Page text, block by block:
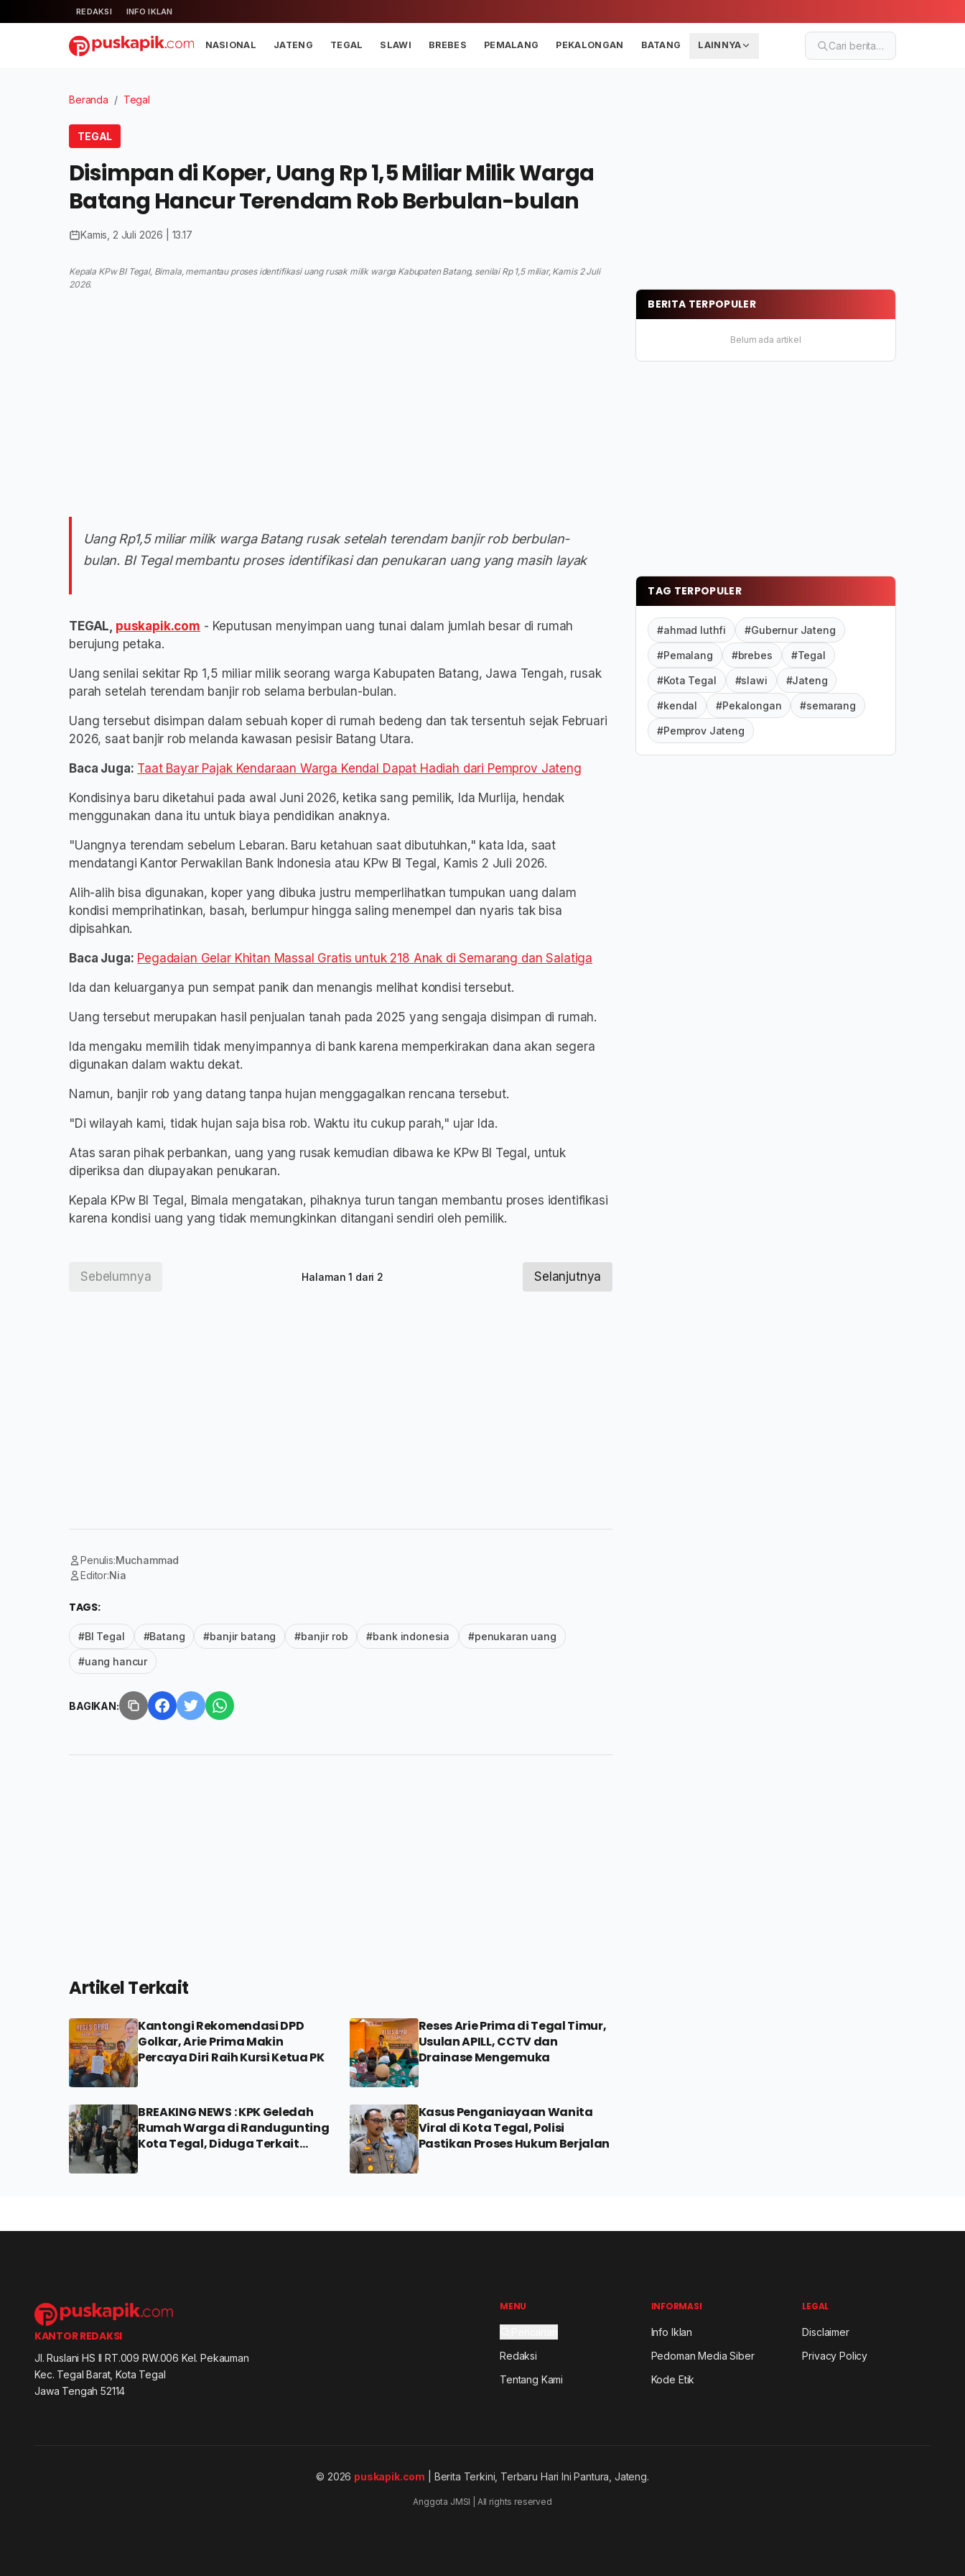
REDAKSI INFO IKLAN
NASIONAL JATENG TEGAL SLAWI BREBES PEMALANG PEKALONGAN BATANG LAINNYA Cari berita…
Beranda / Tegal
TEGAL
Disimpan di Koper, Uang Rp 1,5 Miliar Milik Warga
Batang Hancur Terendam Rob Berbulan-bulan
Kamis, 2 Juli 2026 | 13.17
Kepala KPw BI Tegal, Bimala, memantau proses identifikasi uang rusak milik warga Kabupaten Batang, senilai Rp 1,5 miliar, Kamis 2 Juli
2026.
Uang Rp1,5 miliar milik warga Batang rusak setelah terendam banjir rob berbulan-
bulan. BI Tegal membantu proses identifikasi dan penukaran uang yang masih layak
TEGAL, puskapik.com - Keputusan menyimpan uang tunai dalam jumlah besar di rumah
berujung petaka.
Uang senilai sekitar Rp 1,5 miliar milik seorang warga Kabupaten Batang, Jawa Tengah, rusak
parah setelah terendam banjir rob selama berbulan-bulan.
Uang tersebut disimpan dalam sebuah koper di rumah bedeng dan tak tersentuh sejak Februari
2026, saat banjir rob melanda kawasan pesisir Batang Utara.
Baca Juga: Taat Bayar Pajak Kendaraan Warga Kendal Dapat Hadiah dari Pemprov Jateng
Kondisinya baru diketahui pada awal Juni 2026, ketika sang pemilik, Ida Murlija, hendak
menggunakan dana itu untuk biaya pendidikan anaknya.
"Uangnya terendam sebelum Lebaran. Baru ketahuan saat dibutuhkan," kata Ida, saat
mendatangi Kantor Perwakilan Bank Indonesia atau KPw BI Tegal, Kamis 2 Juli 2026.
Alih-alih bisa digunakan, koper yang dibuka justru memperlihatkan tumpukan uang dalam
kondisi memprihatinkan, basah, berlumpur hingga saling menempel dan nyaris tak bisa
dipisahkan.
Baca Juga: Pegadaian Gelar Khitan Massal Gratis untuk 218 Anak di Semarang dan Salatiga
Ida dan keluarganya pun sempat panik dan menangis melihat kondisi tersebut.
Uang tersebut merupakan hasil penjualan tanah pada 2025 yang sengaja disimpan di rumah.
Ida mengaku memilih tidak menyimpannya di bank karena memperkirakan dana akan segera
digunakan dalam waktu dekat.
Namun, banjir rob yang datang tanpa hujan menggagalkan rencana tersebut.
"Di wilayah kami, tidak hujan saja bisa rob. Waktu itu cukup parah," ujar Ida.
Atas saran pihak perbankan, uang yang rusak kemudian dibawa ke KPw BI Tegal, untuk
diperiksa dan diupayakan penukaran.
Kepala KPw BI Tegal, Bimala mengatakan, pihaknya turun tangan membantu proses identifikasi
karena kondisi uang yang tidak memungkinkan ditangani sendiri oleh pemilik.
Sebelumnya Halaman 1 dari 2 Selanjutnya
Penulis:Muchammad
Editor:Nia
TAGS:
#BI Tegal #Batang #banjir batang #banjir rob #bank indonesia #penukaran uang
#uang hancur
BAGIKAN:
Artikel Terkait
Kantongi Rekomendasi DPD
Golkar, Arie Prima Makin
Percaya Diri Raih Kursi Ketua PK
Reses Arie Prima di Tegal Timur,
Usulan APILL, CCTV dan
Drainase Mengemuka
BREAKING NEWS : KPK Geledah
Rumah Warga di Randugunting
Kota Tegal, Diduga Terkait
Kasus Penganiayaan Wanita
Viral di Kota Tegal, Polisi
Pastikan Proses Hukum Berjalan
BERITA TERPOPULER
Belum ada artikel
TAG TERPOPULER
#ahmad luthfi #Gubernur Jateng
#Pemalang #brebes #Tegal
#Kota Tegal #slawi #Jateng
#kendal #Pekalongan #semarang
#Pemprov Jateng
KANTOR REDAKSI
Jl. Ruslani HS II RT.009 RW.006 Kel. Pekauman
Kec. Tegal Barat, Kota Tegal
Jawa Tengah 52114
MENU
Redaksi
Tentang Kami
INFORMASI
Info Iklan
Pedoman Media Siber
Kode Etik
LEGAL
Disclaimer
Privacy Policy
© 2026 puskapik.com | Berita Terkini, Terbaru Hari Ini Pantura, Jateng.
Anggota JMSI | All rights reserved